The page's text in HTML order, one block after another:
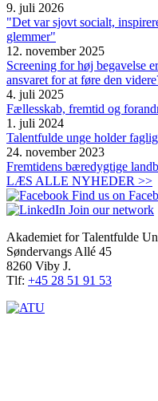
9. juli 2026
"Det var sjovt socialt,
glemmer"
12. november 2025
Screening for høj begavelse
ansvaret for at føre den
4. juli 2025
Fællesskab, fremtid og
1. juli 2024
Talentfulde unge holder
24. november 2023
Fremtidens bæredygtige
LÆS ALLE NYHEDER >>
Find us on
Join our network
Akademiet for Talentfulde
Søndervangs Allé 45
8260 Viby J.
Tlf: +45 28 51 91 53